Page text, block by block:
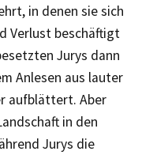
in denen sie sich
Verlust beschäftigt
Jurys dann
Anlesen aus lauter
aufblättert. Aber
in den
Jurys die